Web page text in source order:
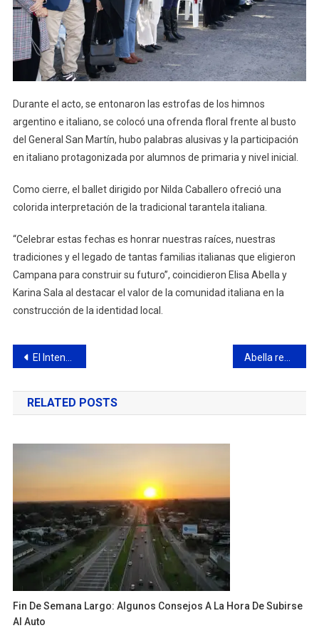
Durante el acto, se entonaron las estrofas de los himnos
argentino e italiano, se colocó una ofrenda floral frente al busto
del General San Martín, hubo palabras alusivas y la participación
en italiano protagonizada por alumnos de primaria y nivel inicial.
Como cierre, el ballet dirigido por Nilda Caballero ofreció una
colorida interpretación de la tradicional tarantela italiana.
“Celebrar estas fechas es honrar nuestras raíces, nuestras
tradiciones y el legado de tantas familias italianas que eligieron
Campana para construir su futuro”, coincidieron Elisa Abella y
Karina Sala al destacar el valor de la comunidad italiana en la
construcción de la identidad local.
Navegación
de
entradas
El Intendente supervisó un nuevo operativo de limpieza de desagües pluviales
RELATED POSTS
Fin De Semana Largo: Algunos Consejos A La Hora De Subirse
Al Auto